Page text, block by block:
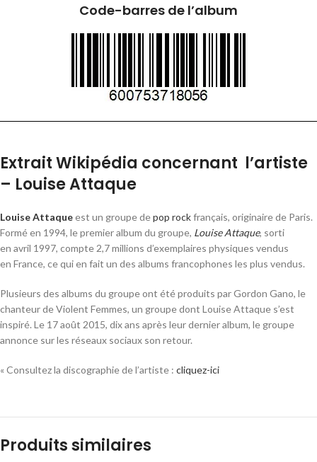
Code-barres de l’album
Extrait Wikipédia concernant l’artiste
– Louise Attaque
Louise Attaqueest un groupe depop rockfrançais, originaire de Paris.
Formé en 1994, le premier album du groupe, Louise Attaque, sorti
en avril 1997, compte 2,7 millions d’exemplaires physiques vendus
en France, ce qui en fait un des albums francophones les plus vendus.
Plusieurs des albums du groupe ont été produits par Gordon Gano, le
chanteur de Violent Femmes, un groupe dont Louise Attaque s’est
inspiré. Le 17 août 2015, dix ans après leur dernier album, le groupe
annonce sur les réseaux sociaux son retour.
« Consultez la discographie de l’artiste : cliquez-ici
Produits similaires